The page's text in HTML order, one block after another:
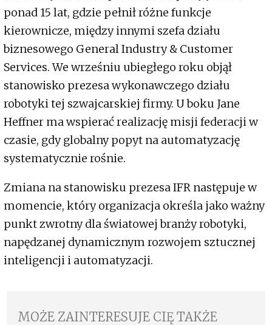
ponad 15 lat, gdzie pełnił różne funkcje
kierownicze, między innymi szefa działu
biznesowego General Industry & Customer
Services. We wrześniu ubiegłego roku objął
stanowisko prezesa wykonawczego działu
robotyki tej szwajcarskiej firmy. U boku Jane
Heffner ma wspierać realizację misji federacji w
czasie, gdy globalny popyt na automatyzację
systematycznie rośnie.
Zmiana na stanowisku prezesa IFR następuje w
momencie, który organizacja określa jako ważny
punkt zwrotny dla światowej branży robotyki,
napędzanej dynamicznym rozwojem sztucznej
inteligencji i automatyzacji.
MOŻE ZAINTERESUJE CIĘ TAKŻE